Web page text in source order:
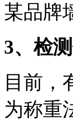
某品牌
3、检
目前，
为称重